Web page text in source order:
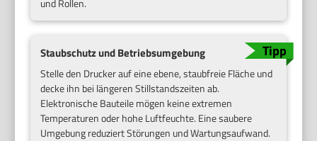
und Rollen.
Staubschutz und Betriebsumgebung
Stelle den Drucker auf eine ebene, staubfreie Fläche und
decke ihn bei längeren Stillstandszeiten ab.
Elektronische Bauteile mögen keine extremen
Temperaturen oder hohe Luftfeuchte. Eine saubere
Umgebung reduziert Störungen und Wartungsaufwand.